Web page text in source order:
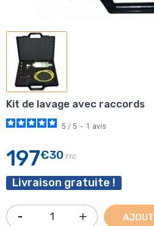
Kit de lavage avec raccords
5 / 5 - 1 avis
197€30 TTC
Livraison gratuite !